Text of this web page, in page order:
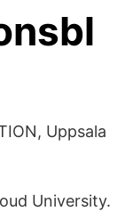
Uppsala
University.